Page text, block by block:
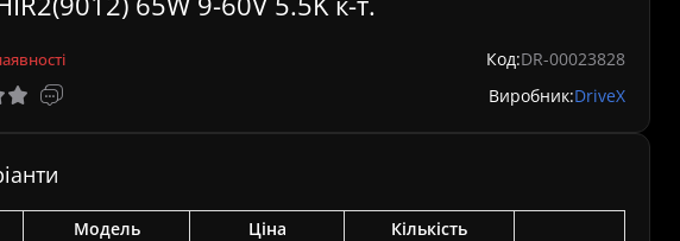
Код:DR-00023828
Виробник:DriveX
Модель Ціна Кількість